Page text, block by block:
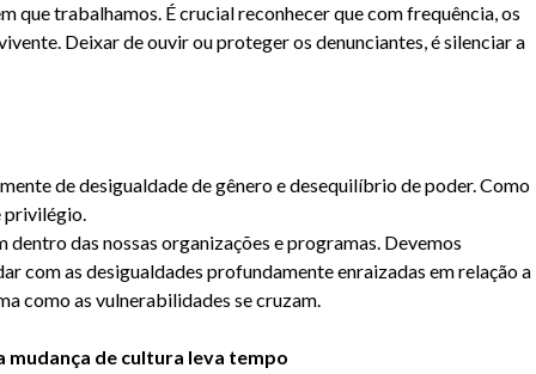
que trabalhamos. É crucial reconhecer que com frequência, os
Deixar de ouvir ou proteger os denunciantes, é silenciar a
de desigualdade de gênero e desequilíbrio de poder. Como
privilégio.
das nossas organizações e programas. Devemos
com as desigualdades profundamente enraizadas em relação a
como as vulnerabilidades se cruzam.
mudança de cultura leva tempo